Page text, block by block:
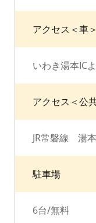
アクセス＜車＞
いわき湯本IC
アクセス＜公
JR常磐線 湯
駐車場
6台/無料